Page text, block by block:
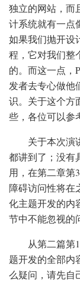
独立的网站，而
计系统就有一点
如果我们抛开设
程，它对我们整
的。而这一点，
发者去专心做他
识。关于这个方
些，各位可以参
关于本次演
都讲到了；没有
用，在第二章第
障碍访问性将在
化主题开发的内
节中不能忽视的
从第二篇第
题开发的全部内
么疑问，请先自